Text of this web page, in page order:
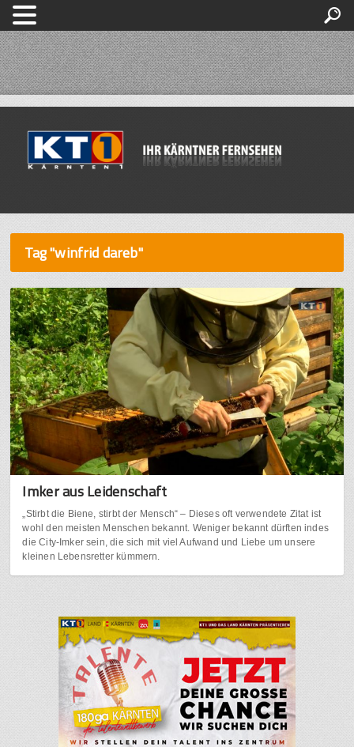
Tag "winfrid dareb"
Imker aus Leidenschaft
„Stirbt die Biene, stirbt der Mensch“ – Dieses oft verwendete Zitat ist
wohl den meisten Menschen bekannt. Weniger bekannt dürften indes
die City-Imker sein, die sich mit viel Aufwand und Liebe um unsere
kleinen Lebensretter kümmern.